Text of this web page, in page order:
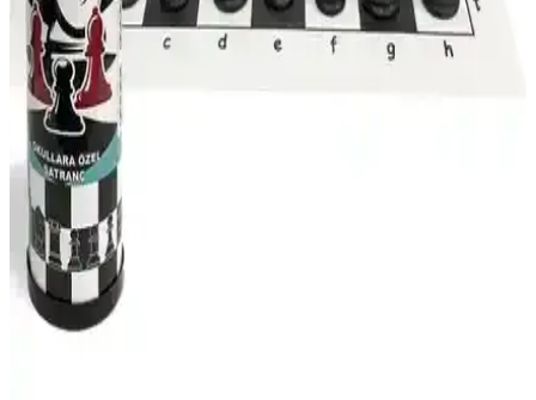
Agt satranç takımı, başlangıç seviyesindekiler ve okullar için uygun,
taşınabilir ve şık tasarımıyla dikkat çeken, dayanıklı ve kullanışlı bir
satranç setidir.
50Bir Ahşap Lüks Satranç Takımı Estetik ve
Dayanıklı Tasarımıyla Şıklık Sunar
50Bir markasının kaliteli ahşap malzemeden ürettiği lüks satranç
takımı, şıklık ve dayanıklılığıyla öne çıkıyor. Ev ve ofis kullanımına
uygun, hediye ve dekoratif amaçlar için ideal bir seçenek.
Zekice Satranç: Ahşap Tasarımıyla Estetik ve
Kullanışlı Satranç Seti
Zekice Satranç, kaliteli ahşap malzemeden üretilmiş, estetik ve